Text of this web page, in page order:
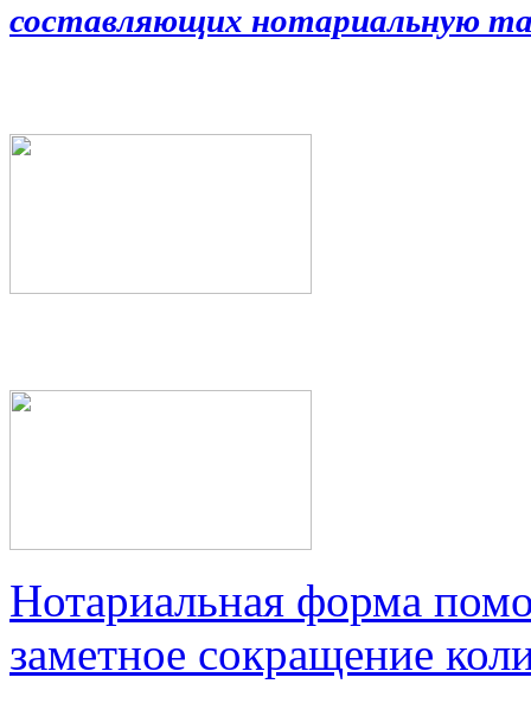
составляющих нотариальную
Нотариальная форма
заметное сокращение